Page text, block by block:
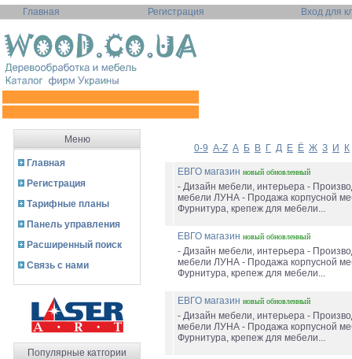
Главная Регистрация Вход для
Меню
Главная
Регистрация
Тарифные планы
Панель управления
Расширенный поиск
Связь с нами
Популярные катгории
0-9 A-Z А Б В Г Д Е Ё Ж З И К
ЕВГО магазин новый обновленный
- Дизайн мебели, интерьера -
мебели ЛУНА - Продажа корпусной
Фурнитура, крепеж для мебели...
ЕВГО магазин новый обновленный
- Дизайн мебели, интерьера -
мебели ЛУНА - Продажа корпусной
Фурнитура, крепеж для мебели...
ЕВГО магазин новый обновленный
- Дизайн мебели, интерьера -
мебели ЛУНА - Продажа корпусной
Фурнитура, крепеж для мебели...